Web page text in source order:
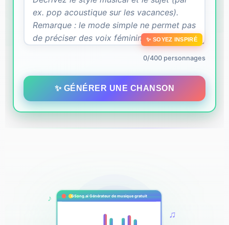
✨ SOYEZ INSPIRÉ
0/400 personnages
✨ GÉNÉRER UNE CHANSON
GSong.ai Générateur de musique gratuit
♪